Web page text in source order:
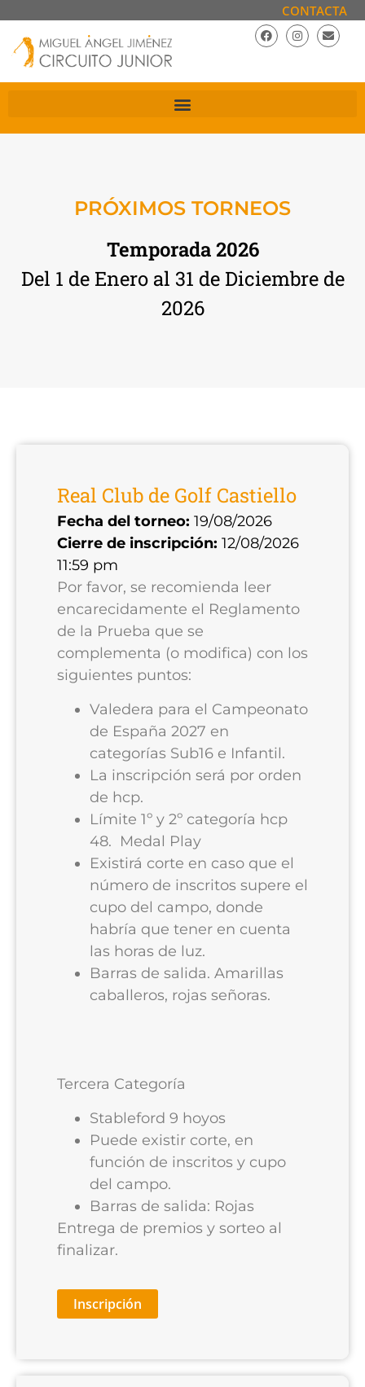
CONTACTA
PRÓXIMOS TORNEOS
Temporada 2026
Del 1 de Enero al 31 de Diciembre de
2026
Real Club de Golf Castiello
Fecha del torneo: 19/08/2026
Cierre de inscripción: 12/08/2026
11:59 pm
Por favor, se recomienda leer
encarecidamente el Reglamento
de la Prueba que se
complementa (o modifica) con los
siguientes puntos:
Valedera para el Campeonato
de España 2027 en
categorías Sub16 e Infantil.
La inscripción será por orden
de hcp.
Límite 1º y 2º categoría hcp
48. Medal Play
Existirá corte en caso que el
número de inscritos supere el
cupo del campo, donde
habría que tener en cuenta
las horas de luz.
Barras de salida. Amarillas
caballeros, rojas señoras.
Tercera Categoría
Stableford 9 hoyos
Puede existir corte, en
función de inscritos y cupo
del campo.
Barras de salida: Rojas
Entrega de premios y sorteo al
finalizar.
Inscripción